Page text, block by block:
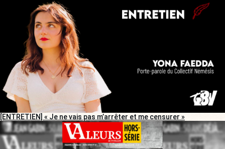
[ENTRETIEN] « Je ne vais pas m’arrêter et me censurer »